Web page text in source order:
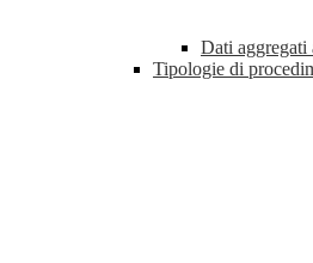
Dati aggregati
Tipologie di